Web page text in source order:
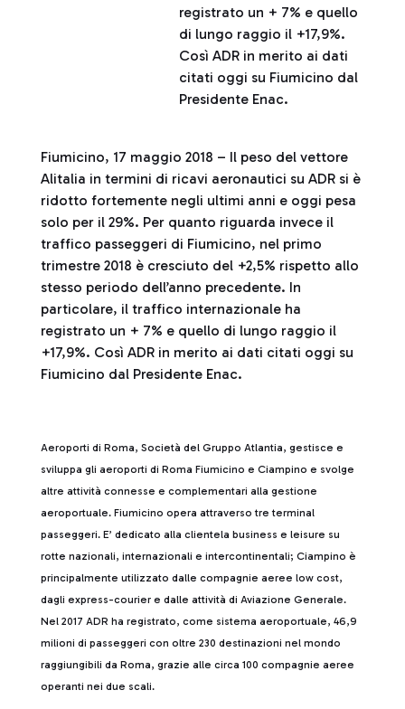
registrato un + 7% e quello
di lungo raggio il +17,9%.
Così ADR in merito ai dati
citati oggi su Fiumicino dal
Presidente Enac.
Fiumicino, 17 maggio 2018 – Il peso del vettore
Alitalia in termini di ricavi aeronautici su ADR si è
ridotto fortemente negli ultimi anni e oggi pesa
solo per il 29%. Per quanto riguarda invece il
traffico passeggeri di Fiumicino, nel primo
trimestre 2018 è cresciuto del +2,5% rispetto allo
stesso periodo dell’anno precedente. In
particolare, il traffico internazionale ha
registrato un + 7% e quello di lungo raggio il
+17,9%. Così ADR in merito ai dati citati oggi su
Fiumicino dal Presidente Enac.
Aeroporti di Roma, Società del Gruppo Atlantia, gestisce e
sviluppa gli aeroporti di Roma Fiumicino e Ciampino e svolge
altre attività connesse e complementari alla gestione
aeroportuale. Fiumicino opera attraverso tre terminal
passeggeri. E’ dedicato alla clientela business e leisure su
rotte nazionali, internazionali e intercontinentali; Ciampino è
principalmente utilizzato dalle compagnie aeree low cost,
dagli express-courier e dalle attività di Aviazione Generale.
Nel 2017 ADR ha registrato, come sistema aeroportuale, 46,9
milioni di passeggeri con oltre 230 destinazioni nel mondo
raggiungibili da Roma, grazie alle circa 100 compagnie aeree
operanti nei due scali.